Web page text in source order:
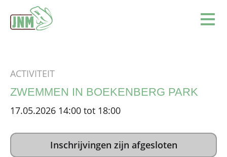
ACTIVITEIT
ZWEMMEN IN BOEKENBERG PARK
17.05.2026 14:00 tot 18:00
Inschrijvingen zijn afgesloten